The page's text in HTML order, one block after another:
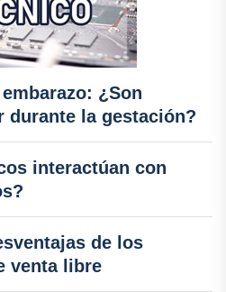
¿Son
durante la gestación?
interactúan con
de los
venta libre